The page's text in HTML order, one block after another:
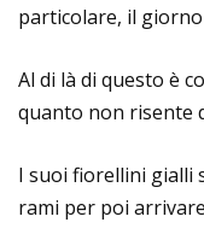
particolare, il giorno
Al di là di questo è
quanto non risente
I suoi fiorellini gialli
rami per poi